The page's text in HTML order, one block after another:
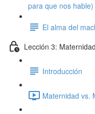
para que nos hable)
El alma del
Lección 3:
Introducción
Maternidad vs.